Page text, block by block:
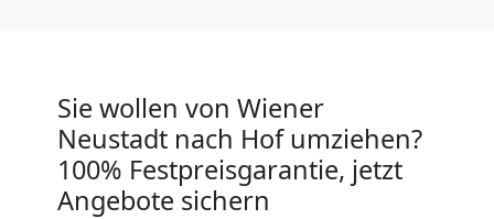
Sie wollen von Wiener
Neustadt nach Hof umziehen?
100% Festpreisgarantie, jetzt
Angebote sichern
Neustadt
Übersiedlung